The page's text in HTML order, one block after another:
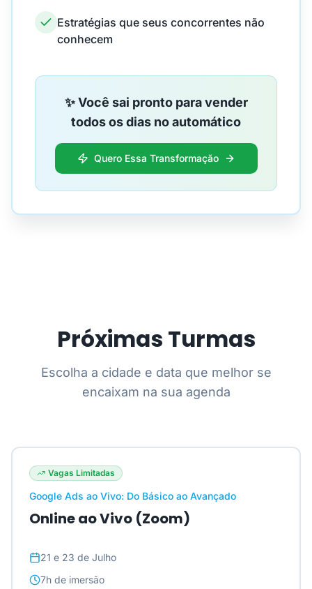
Estratégias que seus concorrentes não
conhecem
✨ Você sai pronto para vender
todos os dias no automático
Quero Essa Transformação
Próximas Turmas
Escolha a cidade e data que melhor se
encaixam na sua agenda
Vagas Limitadas
Google Ads ao Vivo: Do Básico ao Avançado
Online ao Vivo (Zoom)
21 e 23 de Julho
7h de imersão